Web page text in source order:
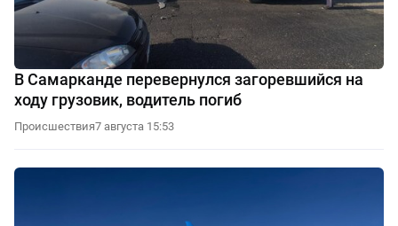
В Самарканде перевернулся загоревшийся на
ходу грузовик, водитель погиб
Происшествия7 августа 15:53